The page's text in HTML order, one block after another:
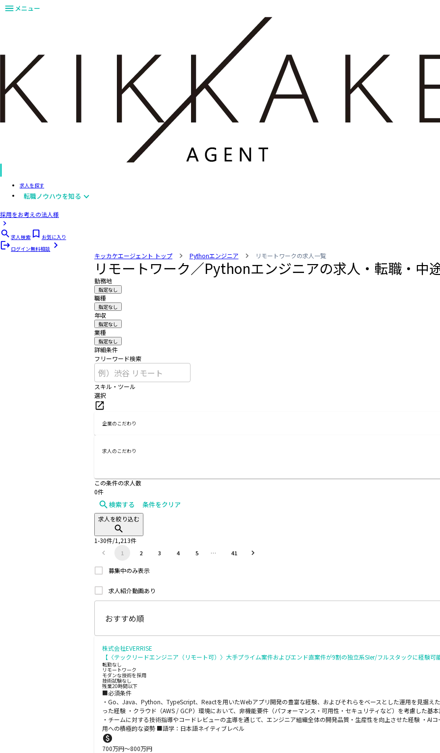
メニュー
求人を探す
転職ノウハウを知る
採用をお考えの法人様
求人検索
お気に入り
ログイン無料相談
キッカケエージェント トップ Pythonエンジニア リモートワークの求人一覧
リモートワーク／Pythonエンジニアの求人・転職・中
勤務地
指定なし
職種
指定なし
年収
指定なし
業種
指定なし
詳細条件
フリーワード検索
スキル・ツール
選択
企業のこだわり
求人のこだわり
この条件の求人数
0件
検索する 条件をクリア
求人を絞り込む
1-30件/1,213件
1 2 3 4 5 … 41
募集中のみ表示
求人紹介動画あり
株式会社EVERRISE
【〈テックリードエンジニア（リモート可）〉大手プライム案件およびエンド直案件が9割の独立系SIer/フルスタックに経験可
転勤なし
リモートワーク
モダンな技術を採用
技術試験なし
残業20時間以下
■必須条件
・Go、Java、Python、TypeScript、Reactを用いたWebアプリ開発の豊富な経験、およびそれらをベースとした運用を見据え
った経験 ・クラウド（AWS / GCP）環境において、非機能要件（パフォーマンス・可用性・セキュリティなど）を考慮した基
・チームに対する技術指導やコードレビューの主導を通じて、エンジニア組織全体の開発品質・生産性を向上させた経験 ・AI
用への積極的な姿勢 ■語学：日本語ネイティブレベル
700万円〜800万円